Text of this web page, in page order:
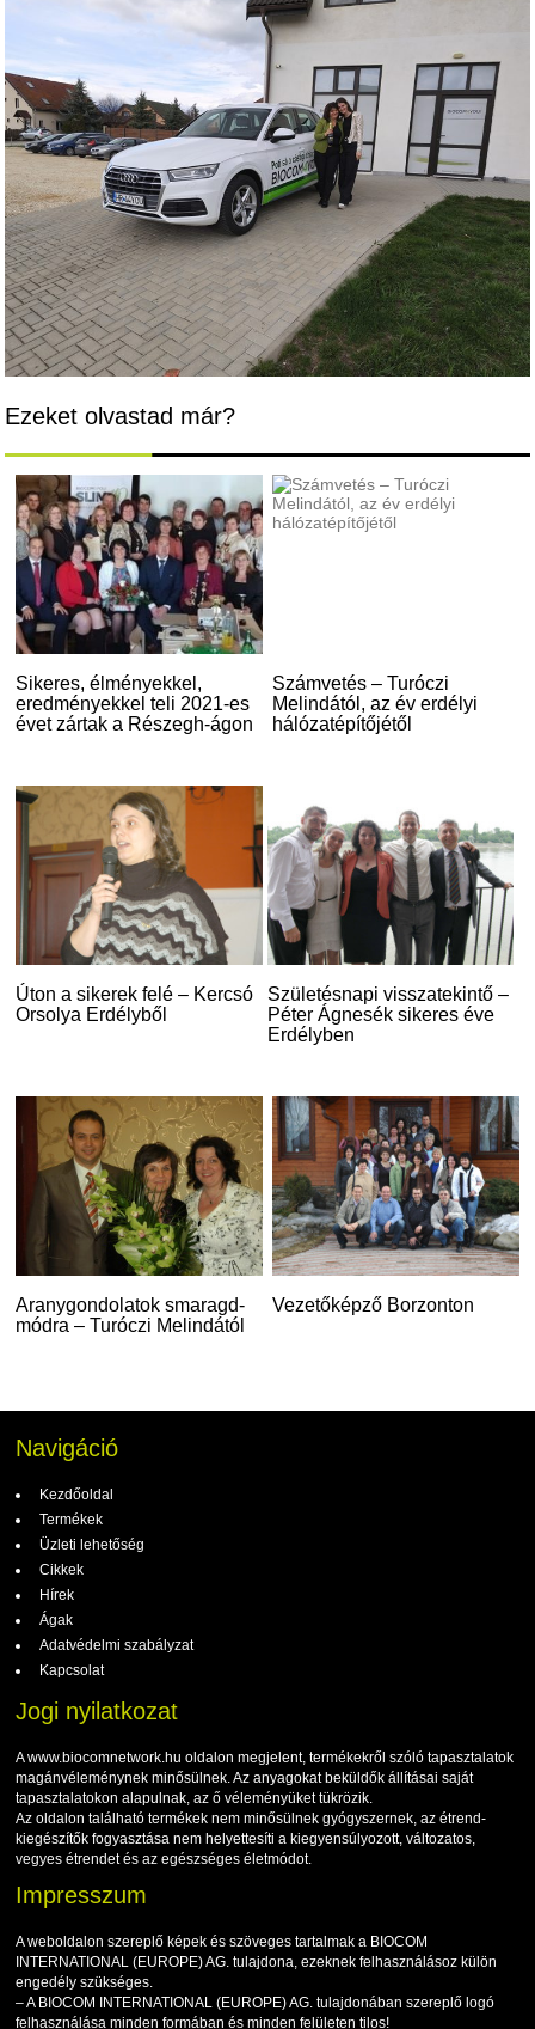
Ezeket olvastad már?
Sikeres, élményekkel,
eredményekkel teli 2021-es
évet zártak a Részegh-ágon
Számvetés – Turóczi
Melindától, az év erdélyi
hálózatépítőjétől
Úton a sikerek felé – Kercsó
Orsolya Erdélyből
Születésnapi visszatekintő –
Péter Ágnesék sikeres éve
Erdélyben
Aranygondolatok smaragd-
módra – Turóczi Melindától
Vezetőképző Borzonton
Navigáció
Kezdőoldal
Termékek
Üzleti lehetőség
Cikkek
Hírek
Ágak
Adatvédelmi szabályzat
Kapcsolat
Jogi nyilatkozat
A www.biocomnetwork.hu oldalon megjelent, termékekről szóló tapasztalatok
magánvéleménynek minősülnek. Az anyagokat beküldők állításai saját
tapasztalatokon alapulnak, az ő véleményüket tükrözik.
Az oldalon található termékek nem minősülnek gyógyszernek, az étrend-
kiegészítők fogyasztása nem helyettesíti a kiegyensúlyozott, változatos,
vegyes étrendet és az egészséges életmódot.
Impresszum
A weboldalon szereplő képek és szöveges tartalmak a BIOCOM
INTERNATIONAL (EUROPE) AG. tulajdona, ezeknek felhasználásoz külön
engedély szükséges.
– A BIOCOM INTERNATIONAL (EUROPE) AG. tulajdonában szereplő logó
felhasználása minden formában és minden felületen tilos!